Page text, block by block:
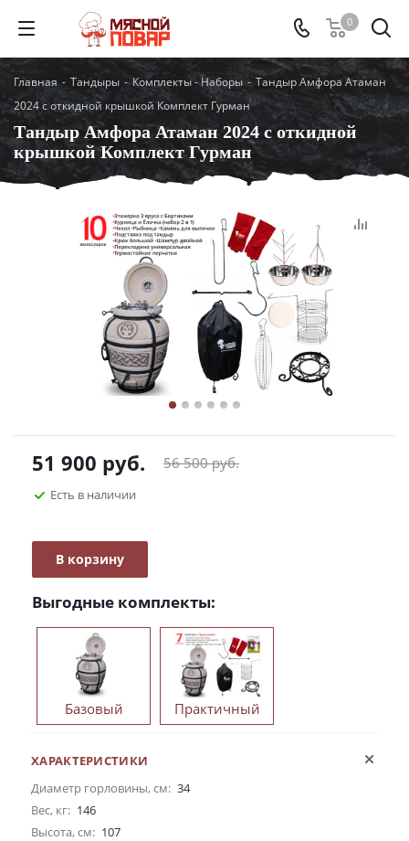
0
Главная - Тандыры - Комплекты - Наборы - Тандыр Амфора Атаман
2024 с откидной крышкой Комплект Гурман
Тандыр Амфора Атаман 2024 с откидной
крышкой Комплект Гурман
51 900 руб. 56 500руб.
Есть в наличии
В корзину
Выгодные комплекты:
Базовый Практичный
ХАРАКТЕРИСТИКИ
Диаметр горловины, см: 34
Вес, кг: 146
Высота, см: 107